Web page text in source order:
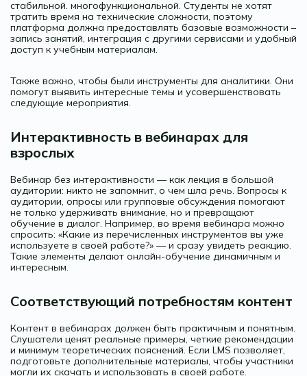
стабильной. многофункциональной. Студенты не хотят
тратить время на технические сложности, поэтому
платформа должна предоставлять базовые возможности –
запись занятий, интеграция с другими сервисами и удобный
доступ к учебным материалам.
Также важно, чтобы были инструменты для аналитики. Они
помогут выявить интересные темы и усовершенствовать
следующие мероприятия.
Интерактивность в вебинарах для
взрослых
Вебинар без интерактивности — как лекция в большой
аудитории: никто не запомнит, о чем шла речь. Вопросы к
аудитории, опросы или групповые обсуждения помогают
не только удерживать внимание, но и превращают
обучение в диалог. Например, во время вебинара можно
спросить: «Какие из перечисленных инструментов вы уже
используете в своей работе?» — и сразу увидеть реакцию.
Такие элементы делают онлайн-обучение динамичным и
интересным.
Соответствующий потребностям контент
Контент в вебинарах должен быть практичным и понятным.
Слушатели ценят реальные примеры, четкие рекомендации
и минимум теоретических пояснений. Если LMS позволяет,
подготовьте дополнительные материалы, чтобы участники
могли их скачать и использовать в своей работе.